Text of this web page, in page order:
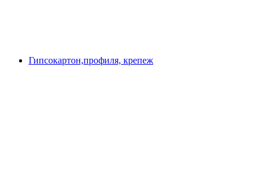
Гипсокартон,профиля, крепеж